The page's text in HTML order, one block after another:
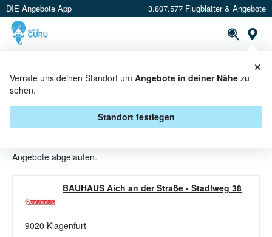
DIE Angebote App 3.807.577 Flugblätter & Angebote
Verrate uns deinen Standort um Angebote in deiner Nähe zu
sehen.
Standort festlegen
×
SCHUBKARREN ANGEBOTE &
AKTIONEN BEI BAUHAUS
Angebote abgelaufen.
BAUHAUS Aich an der Straße - Stadlweg 38
9020 Klagenfurt